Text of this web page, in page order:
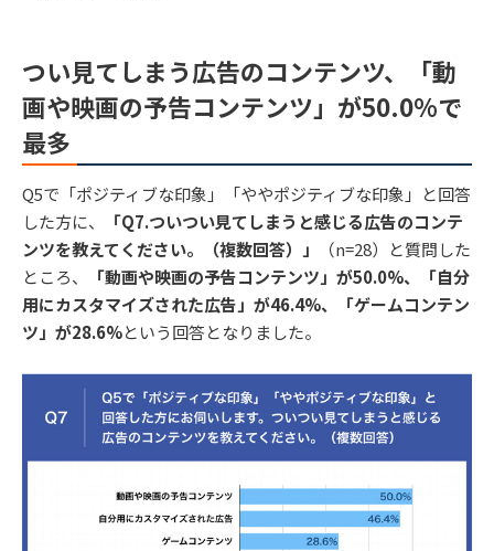
つい見てしまう広告のコンテンツ、「動
画や映画の予告コンテンツ」が50.0%で
最多
Q5で「ポジティブな印象」「ややポジティブな印象」と回答
した方に、
「Q7.ついつい見てしまうと感じる広告のコンテ
ンツを教えてください。（複数回答）」
（n=28）と質問した
ところ、
「動画や映画の予告コンテンツ」が50.0%、「自分
用にカスタマイズされた広告」が46.4%、「ゲームコンテン
ツ」が28.6%という回答となりました。